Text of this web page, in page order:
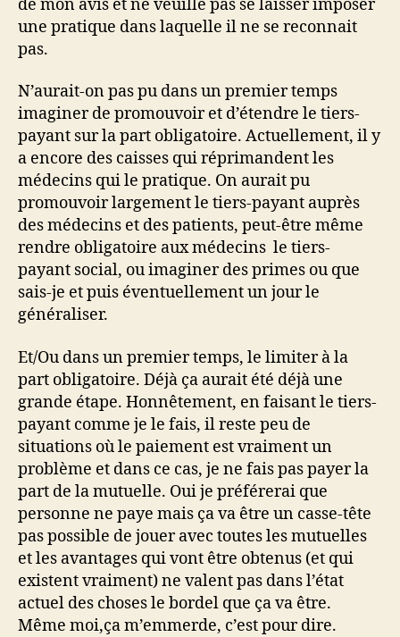
de mon avis et ne veuille pas se laisser imposer
une pratique dans laquelle il ne se reconnait
pas.
N’aurait-on pas pu dans un premier temps
imaginer de promouvoir et d’étendre le tiers-
payant sur la part obligatoire. Actuellement, il y
a encore des caisses qui réprimandent les
médecins qui le pratique. On aurait pu
promouvoir largement le tiers-payant auprès
des médecins et des patients, peut-être même
rendre obligatoire aux médecins le tiers-
payant social, ou imaginer des primes ou que
sais-je et puis éventuellement un jour le
généraliser.
Et/Ou dans un premier temps, le limiter à la
part obligatoire. Déjà ça aurait été déjà une
grande étape. Honnêtement, en faisant le tiers-
payant comme je le fais, il reste peu de
situations où le paiement est vraiment un
problème et dans ce cas, je ne fais pas payer la
part de la mutuelle. Oui je préférerai que
personne ne paye mais ça va être un casse-tête
pas possible de jouer avec toutes les mutuelles
et les avantages qui vont être obtenus (et qui
existent vraiment) ne valent pas dans l’état
actuel des choses le bordel que ça va être.
Même moi,ça m’emmerde, c’est pour dire.